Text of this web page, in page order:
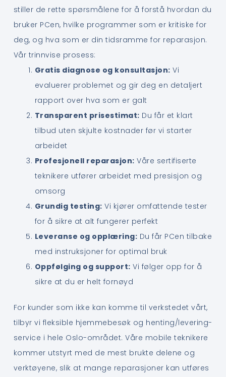
stiller de rette spørsmålene for å forstå hvordan du
bruker PCen, hvilke programmer som er kritiske for
deg, og hva som er din tidsramme for reparasjon.
Vår trinnvise prosess:
Gratis diagnose og konsultasjon: Vi
evaluerer problemet og gir deg en detaljert
rapport over hva som er galt
Transparent prisestimat: Du får et klart
tilbud uten skjulte kostnader før vi starter
arbeidet
Profesjonell reparasjon: Våre sertifiserte
teknikere utfører arbeidet med presisjon og
omsorg
Grundig testing: Vi kjører omfattende tester
for å sikre at alt fungerer perfekt
Leveranse og opplæring: Du får PCen tilbake
med instruksjoner for optimal bruk
Oppfølging og support: Vi følger opp for å
sikre at du er helt fornøyd
For kunder som ikke kan komme til verkstedet vårt,
tilbyr vi fleksible hjemmebesøk og henting/levering-
service i hele Oslo-området. Våre mobile teknikere
kommer utstyrt med de mest brukte delene og
verktøyene, slik at mange reparasjoner kan utføres